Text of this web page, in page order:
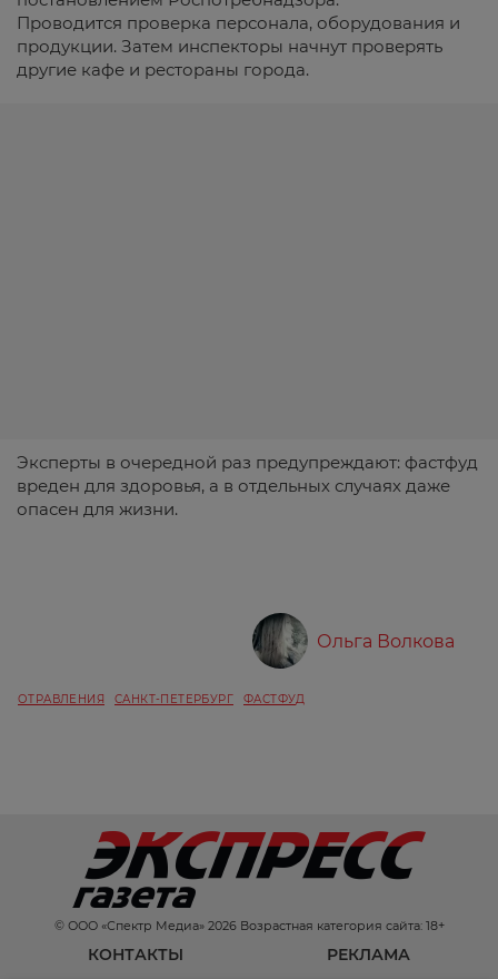
Проводится проверка персонала, оборудования и
продукции. Затем инспекторы начнут проверять
другие кафе и рестораны города.
Эксперты в очередной раз предупреждают: фастфуд
вреден для здоровья, а в отдельных случаях даже
опасен для жизни.
Ольга Волкова
ОТРАВЛЕНИЯ САНКТ-ПЕТЕРБУРГ ФАСТФУД
© ООО «Спектр Медиа» 2026 Возрастная категория сайта: 18+
КОНТАКТЫ РЕКЛАМА